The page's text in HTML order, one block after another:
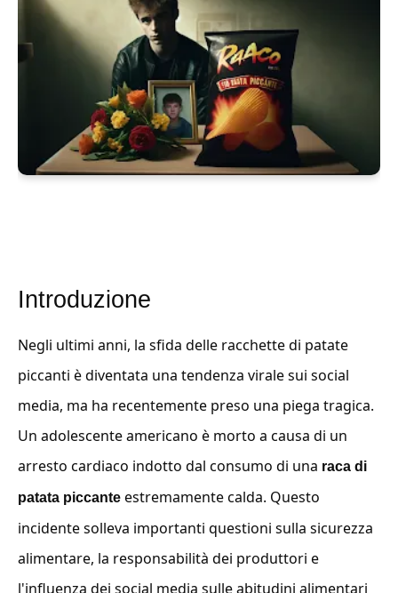
Introduzione
Negli ultimi anni, la sfida delle racchette di patate
piccanti è diventata una tendenza virale sui social
media, ma ha recentemente preso una piega tragica.
Un adolescente americano è morto a causa di un
arresto cardiaco indotto dal consumo di una raca di
patata piccante estremamente calda. Questo
incidente solleva importanti questioni sulla sicurezza
alimentare, la responsabilità dei produttori e
l'influenza dei social media sulle abitudini alimentari